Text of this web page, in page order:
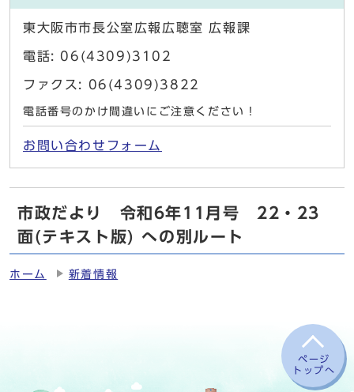
東大阪市市長公室広報広聴室 広報課
電話: 06(4309)3102
ファクス: 06(4309)3822
電話番号のかけ間違いにご注意ください！
お問い合わせフォーム
市政だより 令和6年11月号 22・23
面(テキスト版) への別ルート
ホーム 新着情報
ページ
トップへ